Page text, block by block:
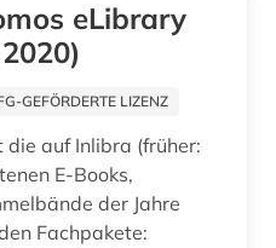
eLibrary
GEFÖRDERTE LIZENZ
auf Inlibra (früher:
E-Books,
der Jahre
Fachpakete: